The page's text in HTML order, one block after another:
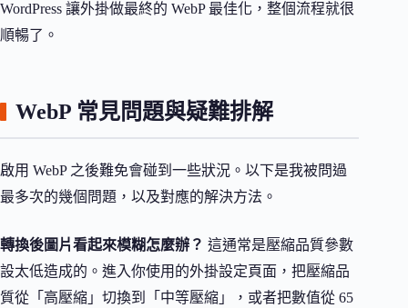
WordPress 讓外掛做最終的 WebP 最佳化，整個流程就很
順暢了。
WebP 常見問題與疑難排解
啟用 WebP 之後難免會碰到一些狀況。以下是我被問過
最多次的幾個問題，以及對應的解決方法。
轉換後圖片看起來模糊怎麼辦？ 這通常是壓縮品質參數
設太低造成的。進入你使用的外掛設定頁面，把壓縮品
質從「高壓縮」切換到「中等壓縮」，或者把數值從 65